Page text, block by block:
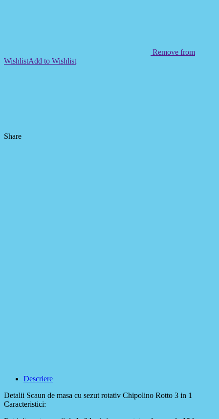
Remove from
WishlistAdd to Wishlist
Share
Descriere
Detalii Scaun de masa cu sezut rotativ Chipolino Rotto 3 in 1
Caracteristici: